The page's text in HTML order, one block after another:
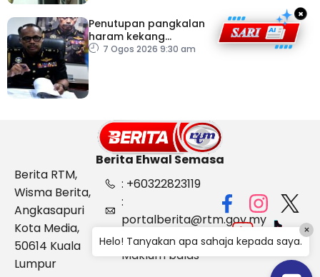
Penutupan pangkalan
haram kekang
penyeludupan di
7 Ogos 2026 9:30 am
×
Berita Ehwal Semasa
Berita RTM,
Wisma Berita,
Angkasapuri
Kota Media,
50614 Kuala
Lumpur
: +60322823119
:
portalberita@rtm.gov.my
: Aduan &
Maklum balas
Helo! Tanyakan apa sahaja kepada saya.
×